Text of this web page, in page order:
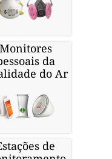
Monitores
da
do Ar
de